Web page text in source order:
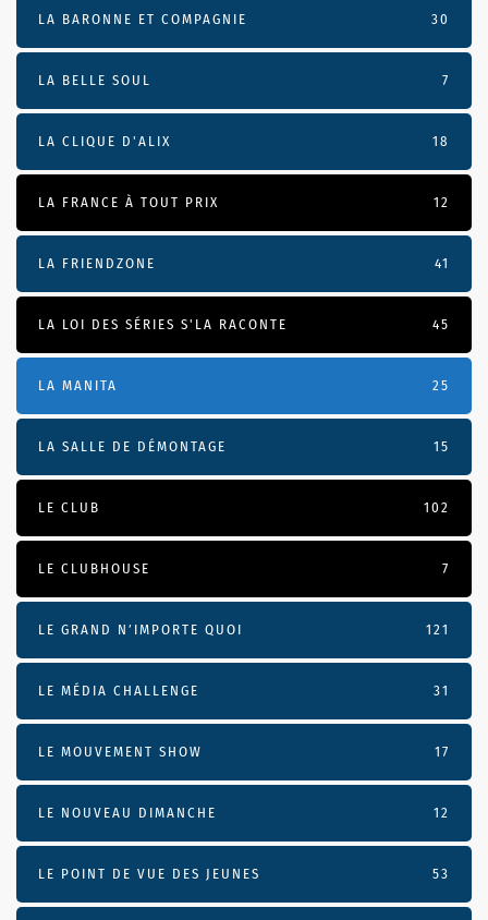
LA BARONNE ET COMPAGNIE 30
LA BELLE SOUL 7
LA CLIQUE D'ALIX 18
LA FRANCE À TOUT PRIX 12
LA FRIENDZONE 41
LA LOI DES SÉRIES S'LA RACONTE 45
LA MANITA 25
LA SALLE DE DÉMONTAGE 15
LE CLUB 102
LE CLUBHOUSE 7
LE GRAND N’IMPORTE QUOI 121
LE MÉDIA CHALLENGE 31
LE MOUVEMENT SHOW 17
LE NOUVEAU DIMANCHE 12
LE POINT DE VUE DES JEUNES 53